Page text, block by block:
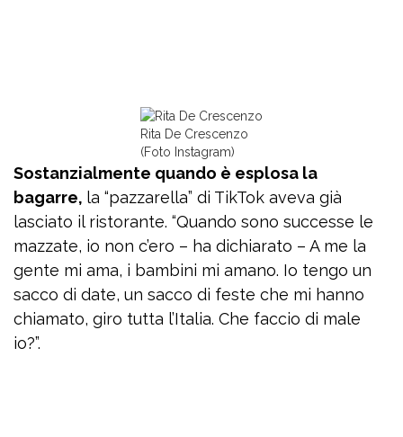
Rita De Crescenzo
(Foto Instagram)
Sostanzialmente quando è esplosa la
bagarre, la “pazzarella” di TikTok aveva già
lasciato il ristorante. “Quando sono successe le
mazzate, io non c’ero – ha dichiarato – A me la
gente mi ama, i bambini mi amano. Io tengo un
sacco di date, un sacco di feste che mi hanno
chiamato, giro tutta l’Italia. Che faccio di male
io?”.